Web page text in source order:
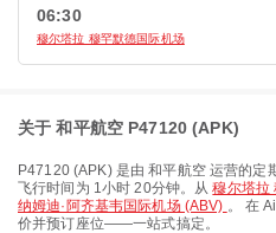
06:30
穆尔塔拉 穆罕默德国际机场
关于 和平航空 P47120 (APK)
P47120(APK) 是由和平航空运营的定
飞行时间为 1小时 20分钟。从穆尔塔拉
纳姆迪·阿齐基韦国际机场 (ABV) 。 在
价并预订座位——一站式搞定。